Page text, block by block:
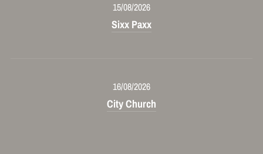
15/08/2026
Sixx Paxx
16/08/2026
City Church